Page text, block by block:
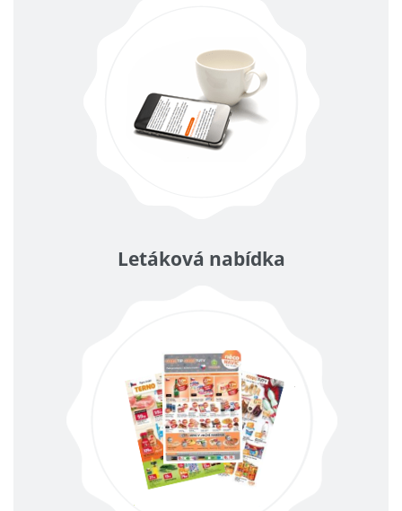
Letáková nabídka